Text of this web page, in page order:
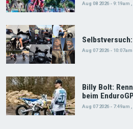
Aug 08 2026 - 9:19am
Aug 07 2026 - 10:07am
Billy Bolt:
beim
Aug 07 2026 - 7:49am